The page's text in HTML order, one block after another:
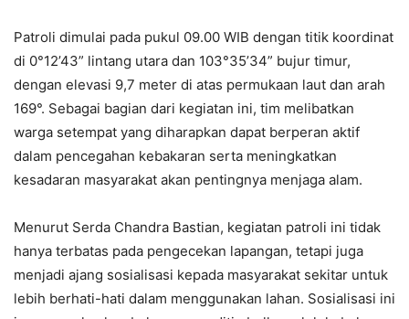
Patroli dimulai pada pukul 09.00 WIB dengan titik koordinat
di 0°12’43” lintang utara dan 103°35’34” bujur timur,
dengan elevasi 9,7 meter di atas permukaan laut dan arah
169°. Sebagai bagian dari kegiatan ini, tim melibatkan
warga setempat yang diharapkan dapat berperan aktif
dalam pencegahan kebakaran serta meningkatkan
kesadaran masyarakat akan pentingnya menjaga alam.
Menurut Serda Chandra Bastian, kegiatan patroli ini tidak
hanya terbatas pada pengecekan lapangan, tetapi juga
menjadi ajang sosialisasi kepada masyarakat sekitar untuk
lebih berhati-hati dalam menggunakan lahan. Sosialisasi ini